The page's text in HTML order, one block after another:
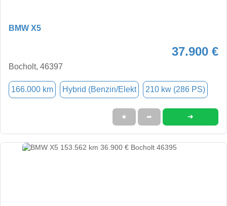
BMW X5
37.900 €
Bocholt, 46397
166.000 km Hybrid (Benzin/Elekt 210 kw (286 PS)
★ ➦ ➜